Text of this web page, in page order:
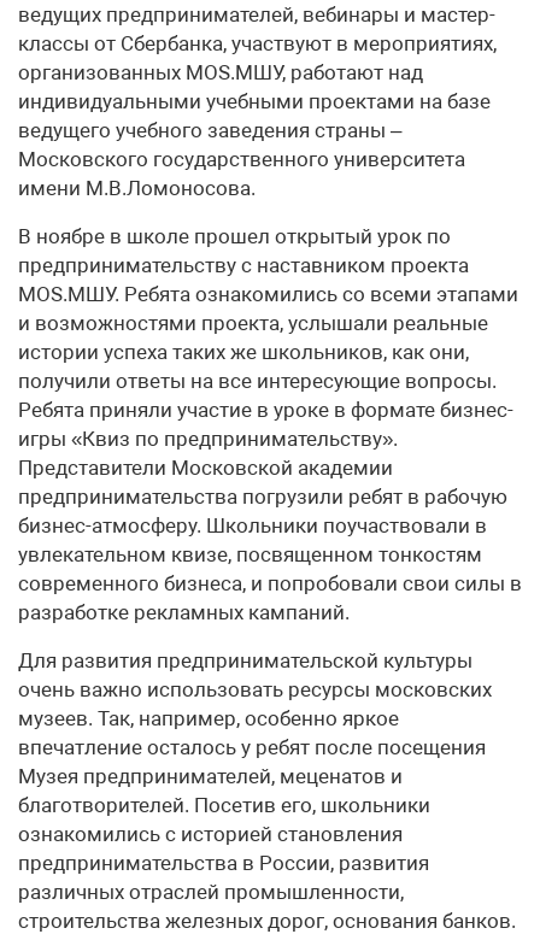
ведущих предпринимателей, вебинары и мастер-
классы от Сбербанка, участвуют в мероприятиях,
организованных MOS.МШУ, работают над
индивидуальными учебными проектами на базе
ведущего учебного заведения страны –
Московского государственного университета
имени М.В.Ломоносова.
В ноябре в школе прошел открытый урок по
предпринимательству с наставником проекта
MOS.МШУ. Ребята ознакомились со всеми этапами
и возможностями проекта, услышали реальные
истории успеха таких же школьников, как они,
получили ответы на все интересующие вопросы.
Ребята приняли участие в уроке в формате бизнес-
игры «Квиз по предпринимательству».
Представители Московской академии
предпринимательства погрузили ребят в рабочую
бизнес-атмо­сферу. Школьники поучаствовали в
увлекательном квизе, посвященном тонкостям
современного бизнеса, и попробовали свои силы в
разработке рекламных кампаний.
Для развития предпринимательской культуры
очень важно использовать ресурсы московских
музеев. Так, например, особенно яркое
впечатление осталось у ребят после посещения
Музея предпринимателей, меценатов и
благотворителей. Посетив его, школьники
ознакомились с историей становления
предпринимательства в России, развития
различных отраслей промышленности,
строительства железных дорог, основания банков.